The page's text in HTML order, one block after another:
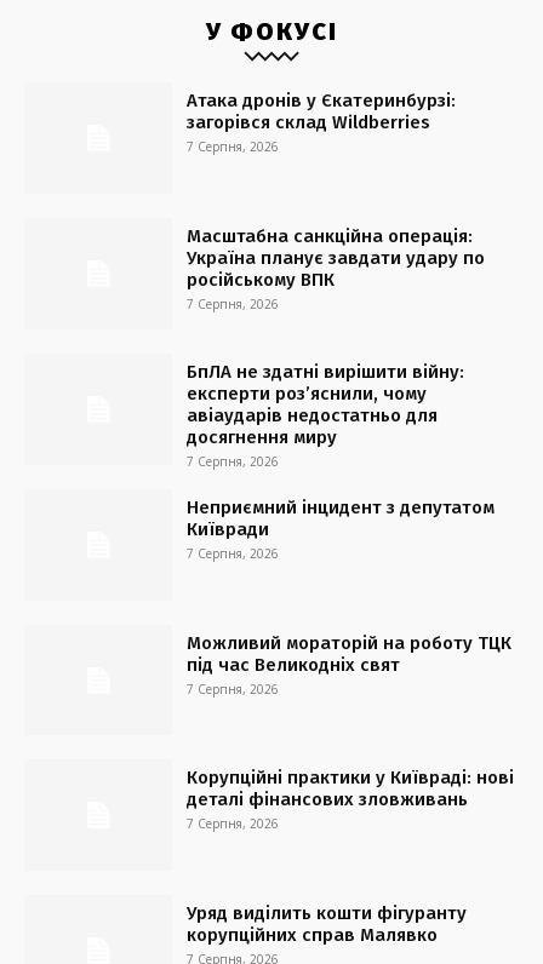
У ФОКУСІ
Атака дронів у Єкатеринбурзі:
загорівся склад Wildberries
7 Серпня, 2026
Масштабна санкційна операція:
Україна планує завдати удару по
російському ВПК
7 Серпня, 2026
БпЛА не здатні вирішити війну:
експерти роз’яснили, чому
авіаударів недостатньо для
досягнення миру
7 Серпня, 2026
Неприємний інцидент з депутатом
Київради
7 Серпня, 2026
Можливий мораторій на роботу ТЦК
під час Великодніх свят
7 Серпня, 2026
Корупційні практики у Київраді: нові
деталі фінансових зловживань
7 Серпня, 2026
Уряд виділить кошти фігуранту
корупційних справ Малявко
7 Серпня, 2026